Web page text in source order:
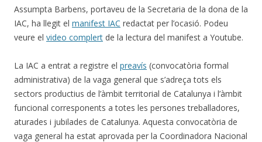
Assumpta Barbens, portaveu de la Secretaria de la dona de la
IAC, ha llegit el manifest IAC redactat per l’ocasió. Podeu
veure el video complert de la lectura del manifest a Youtube.
La IAC a entrat a registre el preavís (convocatòria formal
administrativa) de la vaga general que s’adreça tots els
sectors productius de l’àmbit territorial de Catalunya i l’àmbit
funcional corresponents a totes les persones treballadores,
aturades i jubilades de Catalunya. Aquesta convocatòria de
vaga general ha estat aprovada per la Coordinadora Nacional